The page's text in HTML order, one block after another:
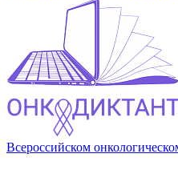
Всероссийском